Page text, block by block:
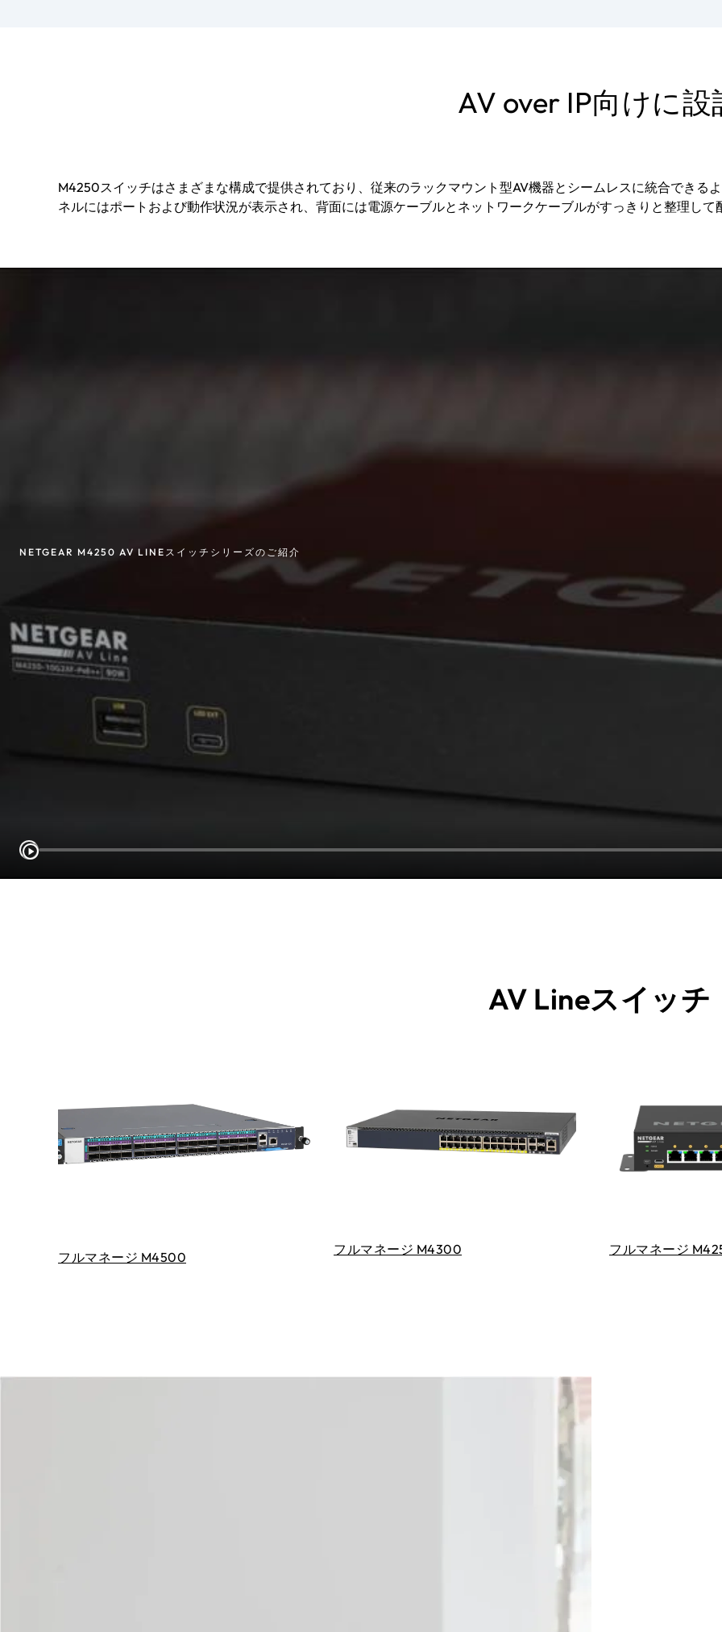
AV over IP向けに設
M4250スイッチはさまざまな構成で提供されており、従来のラックマウント型AV機器とシームレスに統合できる
ネルにはポートおよび動作状況が表示され、背面には電源ケーブルとネットワークケーブルがすっきりと整理して
NETGEAR M4250 AV LINEスイッチシリーズのご紹介
AV Lineスイッチ
フルマネージ M4500
フルマネージ M4300 フルマネージ